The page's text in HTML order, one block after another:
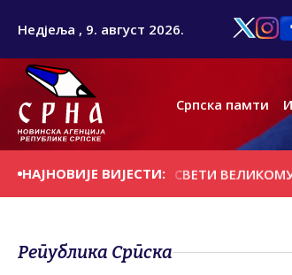
Недјеља , 9. август 2026.
Српска памти
НАЈНОВИЈЕ ВИЈЕСТИ:
САВЕЗА - СВЕТИ ВЕЛИКОМУЧЕНИК
Република Српска